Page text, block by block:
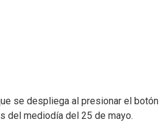
se despliega al presionar el botón
del mediodía del 25 de mayo.